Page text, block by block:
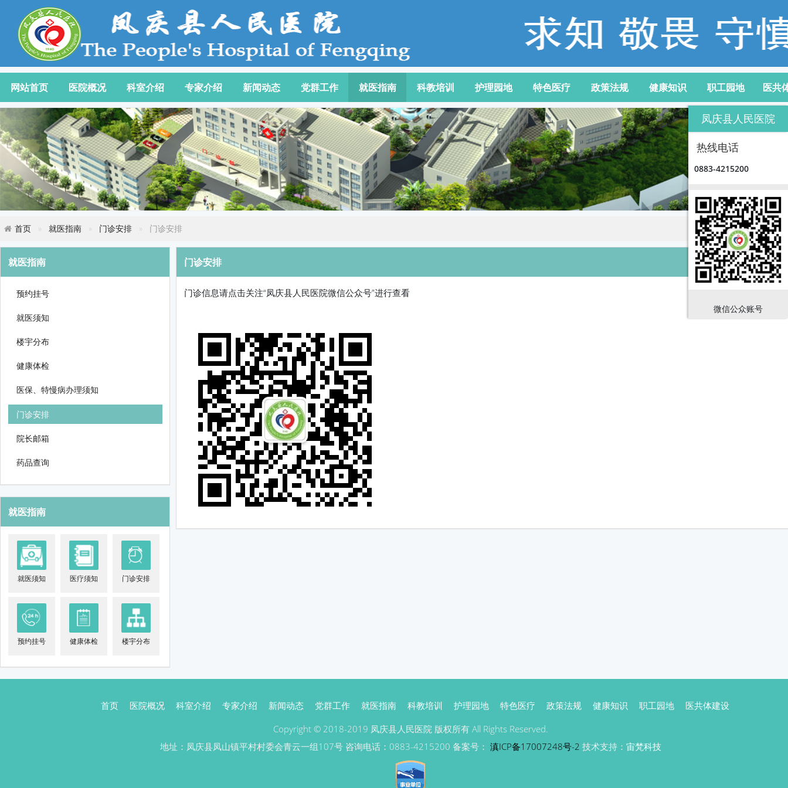
网站首页 医院概况 科室介绍 专家介绍 新闻动态 党群工作 就医指南 科教培训 护理园地 特色医疗 政策法规 健康知识 职工园地 医共
首页 就医指南 门诊安排 门诊安排
就医指南
预约挂号
就医须知
楼宇分布
健康体检
医保、特慢病办理须知
门诊安排
院长邮箱
药品查询
就医指南
就医须知 医疗须知 门诊安排
预约挂号 健康体检 楼宇分布
门诊安排
门诊信息请点击关注“凤庆县人民医院微信公众号”进行查看
首页 医院概况 科室介绍 专家介绍 新闻动态 党群工作 就医指南 科教培训 护理园地 特色医疗 政策法规 健康知识 职工园地
医共体建设
Copyright © 2018-2019 凤庆县人民医院 版权所有 All Rights Reserved.
地址：凤庆县凤山镇平村村委会青云一组107号 咨询电话：0883-4215200 备案号： 滇ICP备17007248号-2 技术支持： 宙梵科技
凤庆县人民医院
热线电话
0883-4215200
微信公众账号